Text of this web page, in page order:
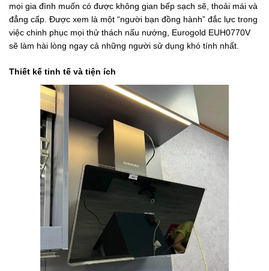
mọi gia đình muốn có được không gian bếp sạch sẽ, thoải mái và
đẳng cấp. Được xem là một “người bạn đồng hành” đắc lực trong
việc chinh phục mọi thử thách nấu nướng, Eurogold EUH0770V
sẽ làm hài lòng ngay cả những người sử dụng khó tính nhất.
Thiết kế tinh tế và tiện ích